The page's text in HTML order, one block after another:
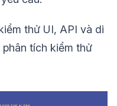
thử UI, API và di
tích kiểm thử